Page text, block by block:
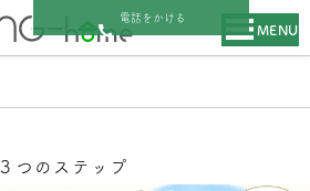
MENU
３つのステップ
電話をかける